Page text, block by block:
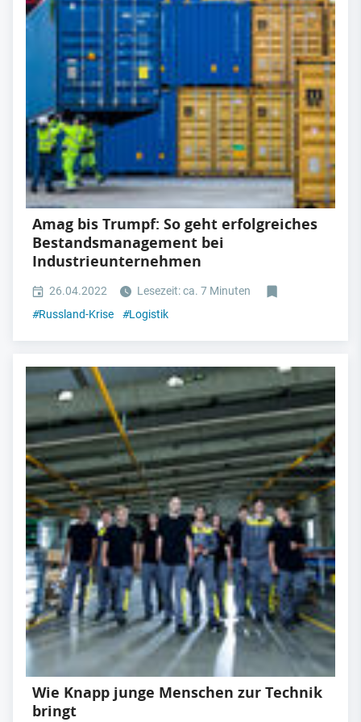
Amag bis Trumpf: So geht erfolgreiches
Bestandsmanagement bei
Industrieunternehmen
26.04.2022
Lesezeit: ca. 7 Minuten
#Russland-Krise #Logistik
Wie Knapp junge Menschen zur Technik
bringt